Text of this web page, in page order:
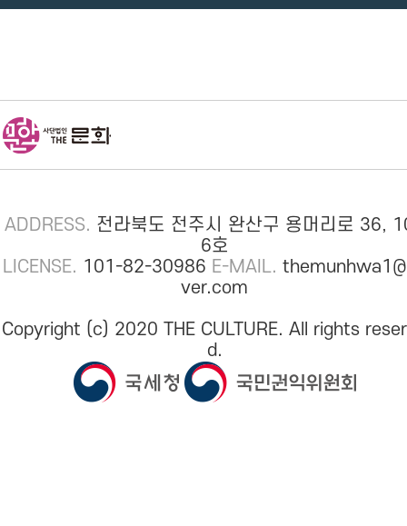
ADDRESS. 전라북도 전주시 완산구 용머리로 36,
6호
LICENSE. 101-82-30986 E-MAIL.
ver.com
Copyright (c) 2020 THE CULTURE. All rights
d.